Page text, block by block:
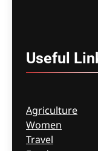
Useful
Agriculture
Women
Travel